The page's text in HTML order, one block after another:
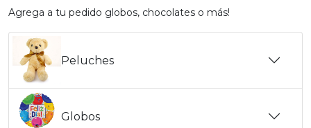
Agrega a tu pedido globos, chocolates o más!
Peluches
Globos